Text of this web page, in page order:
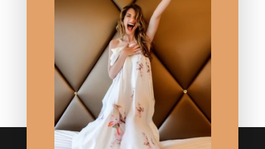
Mieux vous connaître pour mieux vous servir: DATE DE